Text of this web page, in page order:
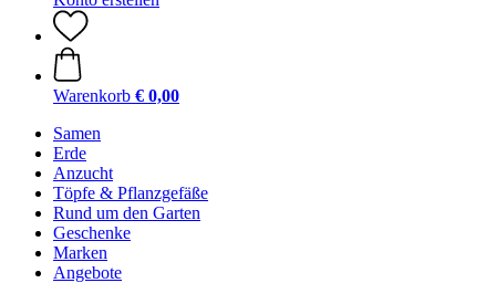
Warenkorb € 0,00
Samen
Erde
Anzucht
Töpfe & Pflanzgefäße
Rund um den Garten
Geschenke
Marken
Angebote